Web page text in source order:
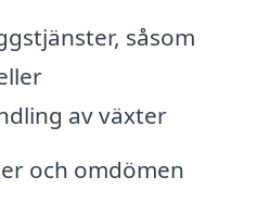
såsom
av växter
och omdömen